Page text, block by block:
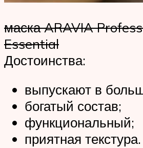
маска ARAVIA
Essential
Достоинства:
выпускают в
богатый состав;
функциональный;
приятная текстура.